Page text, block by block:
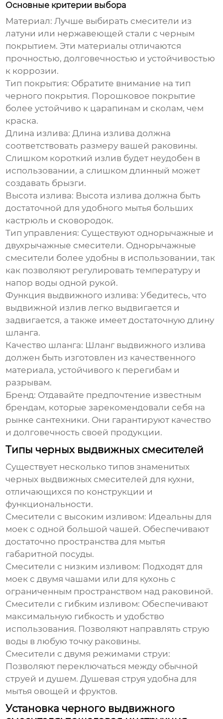
Основные критерии выбора
Материал: Лучше выбирать смесители из
латуни или нержавеющей стали с черным
покрытием. Эти материалы отличаются
прочностью, долговечностью и устойчивостью
к коррозии.
Тип покрытия: Обратите внимание на тип
черного покрытия. Порошковое покрытие
более устойчиво к царапинам и сколам, чем
краска.
Длина излива: Длина излива должна
соответствовать размеру вашей раковины.
Слишком короткий излив будет неудобен в
использовании, а слишком длинный может
создавать брызги.
Высота излива: Высота излива должна быть
достаточной для удобного мытья больших
кастрюль и сковородок.
Тип управления: Существуют однорычажные и
двухрычажные смесители. Однорычажные
смесители более удобны в использовании, так
как позволяют регулировать температуру и
напор воды одной рукой.
Функция выдвижного излива: Убедитесь, что
выдвижной излив легко выдвигается и
задвигается, а также имеет достаточную длину
шланга.
Качество шланга: Шланг выдвижного излива
должен быть изготовлен из качественного
материала, устойчивого к перегибам и
разрывам.
Бренд: Отдавайте предпочтение известным
брендам, которые зарекомендовали себя на
рынке сантехники. Они гарантируют качество
и долговечность своей продукции.
Типы черных выдвижных смесителей
Существует несколько типовзнаменитых
черных выдвижных смесителей для кухни,
отличающихся по конструкции и
функциональности.
Смесители с высоким изливом: Идеальны для
моек с одной большой чашей. Обеспечивают
достаточно пространства для мытья
габаритной посуды.
Смесители с низким изливом: Подходят для
моек с двумя чашами или для кухонь с
ограниченным пространством над раковиной.
Смесители с гибким изливом: Обеспечивают
максимальную гибкость и удобство
использования. Позволяют направлять струю
воды в любую точку раковины.
Смесители с двумя режимами струи:
Позволяют переключаться между обычной
струей и душем. Душевая струя удобна для
мытья овощей и фруктов.
Установка черного выдвижного